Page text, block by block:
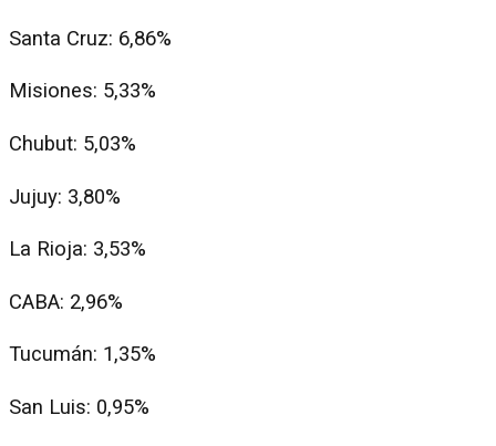
Santa Cruz: 6,86%
Misiones: 5,33%
Chubut: 5,03%
Jujuy: 3,80%
La Rioja: 3,53%
CABA: 2,96%
Tucumán: 1,35%
San Luis: 0,95%